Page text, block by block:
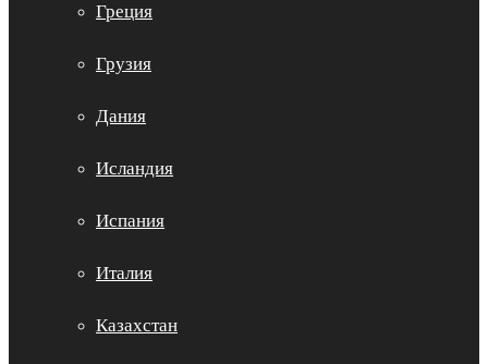
Греция
Грузия
Дания
Исландия
Испания
Италия
Казахстан